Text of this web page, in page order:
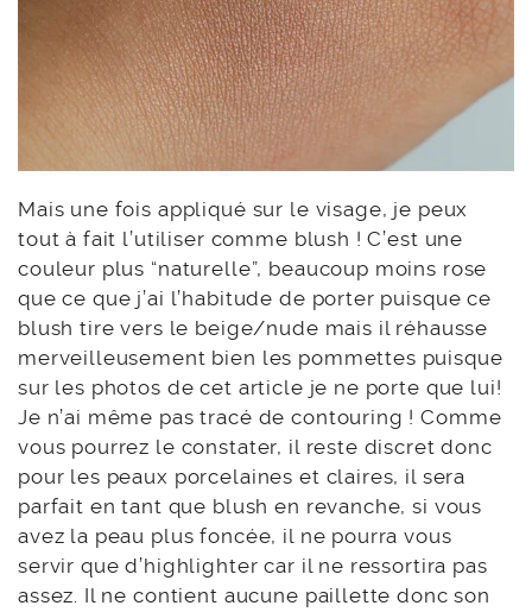
Mais une fois appliqué sur le visage, je peux
tout à fait l’utiliser comme blush ! C’est une
couleur plus “naturelle”, beaucoup moins rose
que ce que j’ai l’habitude de porter puisque ce
blush tire vers le beige/nude mais il réhausse
merveilleusement bien les pommettes puisque
sur les photos de cet article je ne porte que lui!
Je n’ai même pas tracé de contouring ! Comme
vous pourrez le constater, il reste discret donc
pour les peaux porcelaines et claires, il sera
parfait en tant que blush en revanche, si vous
avez la peau plus foncée, il ne pourra vous
servir que d’highlighter car il ne ressortira pas
assez. Il ne contient aucune paillette donc son